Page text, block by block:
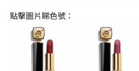
點擊圖片睇色號：